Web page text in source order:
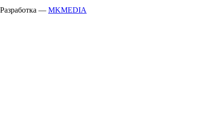
Разработка — MKMEDIA